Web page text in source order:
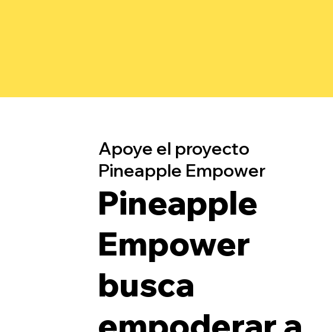
Apoye el proyecto
Pineapple Empower
Pineapple
Empower
busca